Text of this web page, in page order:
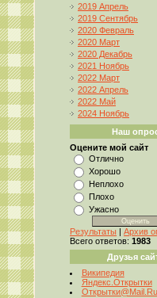
2019 Апрель
2019 Сентябрь
2020 Февраль
2020 Март
2020 Декабрь
2021 Ноябрь
2022 Март
2022 Апрель
2022 Май
2024 Ноябрь
Наш
Оцените мой сайт
Отлично
Хорошо
Неплохо
Плохо
Ужасно
Результаты | Архив
Всего ответов: 1983
Друзья
Википедия
Яндекс.Открытки
Открытки@Mail.Ru